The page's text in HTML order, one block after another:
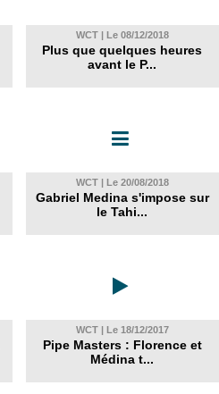
WCT | Le 08/12/2018
Plus que quelques heures
avant le P...
WCT | Le 20/08/2018
Gabriel Medina s'impose sur
le Tahi...
WCT | Le 18/12/2017
Pipe Masters : Florence et
Médina t...